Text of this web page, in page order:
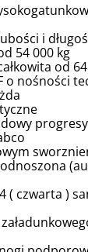
i
54 000 kg
od
o nośności
( czwarta )